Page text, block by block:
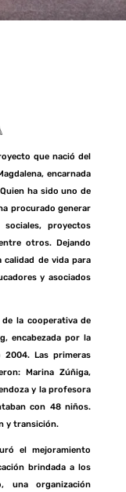
que nació del
encarnada
ha sido uno de
procurado generar
proyectos
otros. Dejando
calidad de vida para
y asociados
la cooperativa de
encabezada por la
2004. Las primeras
Marina Zúñiga,
y la profesora
con 48 niños.
y transición.
el mejoramiento
brindada a los
una organización